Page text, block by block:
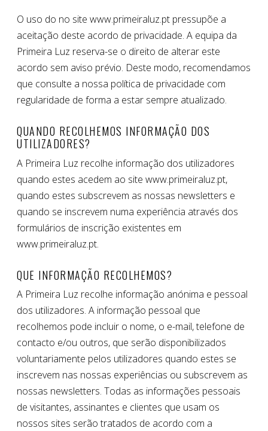
O uso do no site www.primeiraluz.pt pressupõe a
aceitação deste acordo de privacidade. A equipa da
Primeira Luz reserva-se o direito de alterar este
acordo sem aviso prévio. Deste modo, recomendamos
que consulte a nossa política de privacidade com
regularidade de forma a estar sempre atualizado.
QUANDO RECOLHEMOS INFORMAÇÃO DOS
UTILIZADORES?
A Primeira Luz recolhe informação dos utilizadores
quando estes acedem ao site www.primeiraluz.pt,
quando estes subscrevem as nossas newsletters e
quando se inscrevem numa experiência através dos
formulários de inscrição existentes em
www.primeiraluz.pt.
QUE INFORMAÇÃO RECOLHEMOS?
A Primeira Luz recolhe informação anónima e pessoal
dos utilizadores. A informação pessoal que
recolhemos pode incluir o nome, o e-mail, telefone de
contacto e/ou outros, que serão disponibilizados
voluntariamente pelos utilizadores quando estes se
inscrevem nas nossas experiências ou subscrevem as
nossas newsletters. Todas as informações pessoais
de visitantes, assinantes e clientes que usam os
nossos sites serão tratados de acordo com a